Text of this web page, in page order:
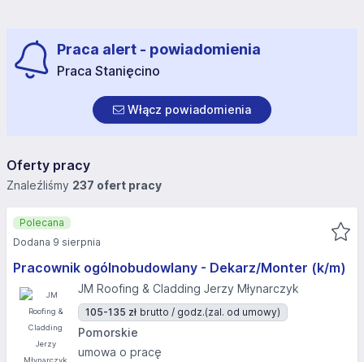
Praca alert - powiadomienia
Praca Stanięcino
Włącz powiadomienia
Oferty pracy
Znaleźliśmy 237 ofert pracy
Pracownik ogólnobudowlany - Dekarz/Monter (k/m)
JM Roofing & Cladding Jerzy Młynarczyk
105-135 zł brutto / godz.(zal. od umowy)
Pomorskie
umowa o pracę
Polecana
Dodana 9 sierpnia